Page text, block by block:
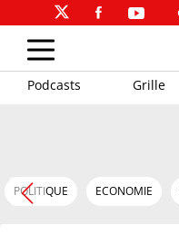
Podcasts Grille
POLITIQUE ECONOMIE